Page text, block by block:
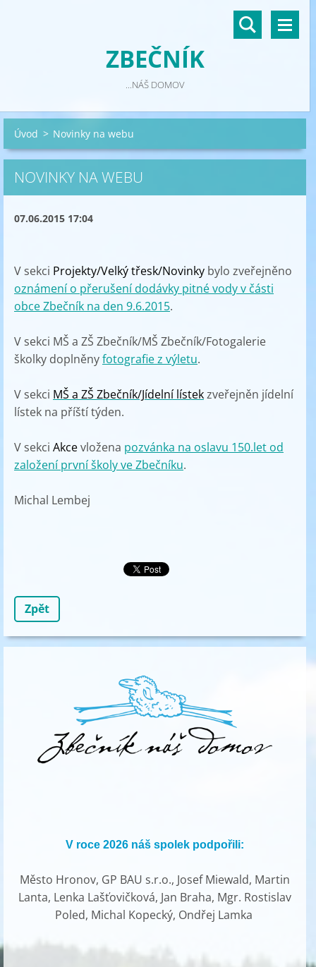
ZBEČNÍK
...NÁŠ DOMOV
Úvod > Novinky na webu
NOVINKY NA WEBU
07.06.2015 17:04
V sekci Projekty/Velký třesk/Novinky bylo zveřejněno
oznámení o přerušení dodávky pitné vody v části
obce Zbečník na den 9.6.2015.
V sekci MŠ a ZŠ Zbečník/MŠ Zbečník/Fotogalerie
školky doplněnyfotografie z výletu.
V sekci MŠ a ZŠ Zbečník/Jídelní lístekzveřejněn jídelní
lístek na příští týden.
V sekci Akcevložena pozvánka na oslavu 150.let od
založení první školy ve Zbečníku.
Michal Lembej
Zpět
V roce 2026 náš spolek podpořili:
Město Hronov, GP BAU s.r.o., Josef Miewald, Martin
Lanta, Lenka Lašťovičková, Jan Braha, Mgr. Rostislav
Poled, Michal Kopecký, Ondřej Lamka